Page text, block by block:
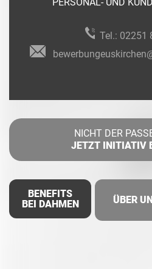
PERSONAL- UND
Tel.: 02251
NICHT DER
JETZT INITIATIV
BENEFITS
BEI DAHMEN
ÜBER